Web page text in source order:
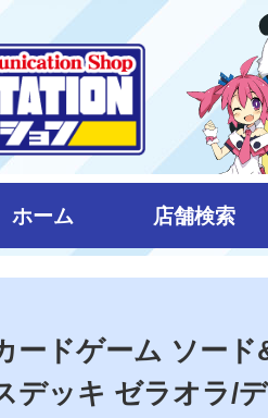
ホーム 店舗検索
ードゲーム ソード
デッキ ゼラオラ/